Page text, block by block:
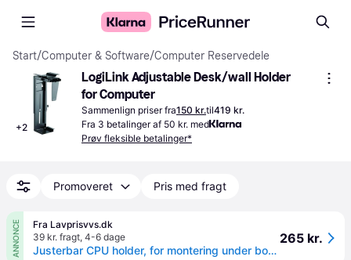
Start/Computer & Software/Computer Reservedele
+2
LogiLink Adjustable Desk/wall Holder
for Computer
Sammenlign priser fra150 kr.til419 kr.
Fra 3 betalinger af 50 kr. med
Prøv fleksible betalinger*
Promoveret Pris med fragt
ANNONCE
Fra Lavprisvvs.dk
39 kr. fragt, 4-6 dage
Justerbar CPU holder, for montering under bord eller på væg
265 kr.